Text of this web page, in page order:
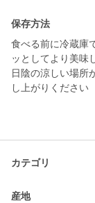
保存方法
食べる前に冷蔵庫
ッとしてより美味
日陰の涼しい場所
し上がりください
カテゴリ
産地